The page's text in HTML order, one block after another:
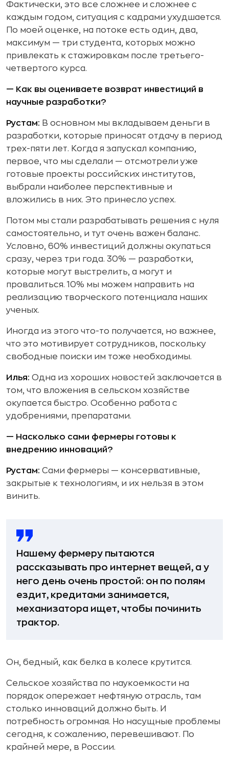
Фактически, это все сложнее и сложнее с
каждым годом, ситуация с кадрами ухудшается.
По моей оценке, на потоке есть один, два,
максимум — три студента, которых можно
привлекать к стажировкам после третьего-
четвертого курса.
— Как вы оцениваете возврат инвестиций в
научные разработки?
Рустам: В основном мы вкладываем деньги в
разработки, которые приносят отдачу в период
трех-пяти лет. Когда я запускал компанию,
первое, что мы сделали — отсмотрели уже
готовые проекты российских институтов,
выбрали наиболее перспективные и
вложились в них. Это принесло успех.
Потом мы стали разрабатывать решения с нуля
самостоятельно, и тут очень важен баланс.
Условно, 60% инвестиций должны окупаться
сразу, через три года. 30% — разработки,
которые могут выстрелить, а могут и
провалиться. 10% мы можем направить на
реализацию творческого потенциала наших
ученых.
Иногда из этого что-то получается, но важнее,
что это мотивирует сотрудников, поскольку
свободные поиски им тоже необходимы.
Илья: Одна из хороших новостей заключается в
том, что вложения в сельском хозяйстве
окупается быстро. Особенно работа с
удобрениями, препаратами.
— Насколько сами фермеры готовы к
внедрению инноваций?
Рустам: Сами фермеры — консервативные,
закрытые к технологиям, и их нельзя в этом
винить.
Нашему фермеру пытаются
рассказывать про интернет вещей, а у
него день очень простой: он по полям
ездит, кредитами занимается,
механизатора ищет, чтобы починить
трактор.
Он, бедный, как белка в колесе крутится.
Сельское хозяйства по наукоемкости на
порядок опережает нефтяную отрасль, там
столько инноваций должно быть. И
потребность огромная. Но насущные проблемы
сегодня, к сожалению, перевешивают. По
крайней мере, в России.